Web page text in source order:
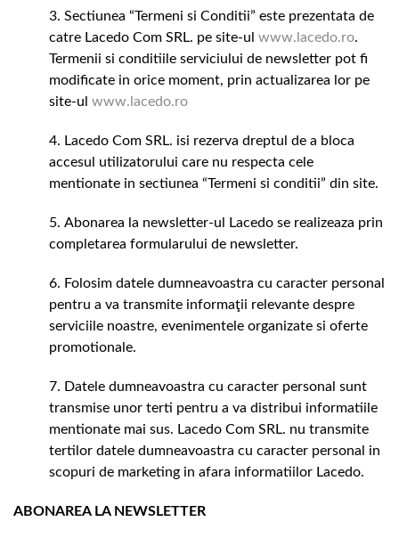
Sectiunea “Termeni si Conditii” este prezentata de
catre Lacedo Com SRL. pe site-ul www.lacedo.ro.
Termenii si conditiile serviciului de newsletter pot fi
modificate in orice moment, prin actualizarea lor pe
site-ul www.lacedo.ro
Lacedo Com SRL. isi rezerva dreptul de a bloca
accesul utilizatorului care nu respecta cele
mentionate in sectiunea “Termeni si conditii” din site.
Abonarea la newsletter-ul Lacedo se realizeaza prin
completarea formularului de newsletter.
Folosim datele dumneavoastra cu caracter personal
pentru a va transmite informaţii relevante despre
serviciile noastre, evenimentele organizate si oferte
promotionale.
Datele dumneavoastra cu caracter personal sunt
transmise unor terti pentru a va distribui informatiile
mentionate mai sus. Lacedo Com SRL. nu transmite
tertilor datele dumneavoastra cu caracter personal in
scopuri de marketing in afara informatiilor Lacedo.
ABONAREA LA NEWSLETTER